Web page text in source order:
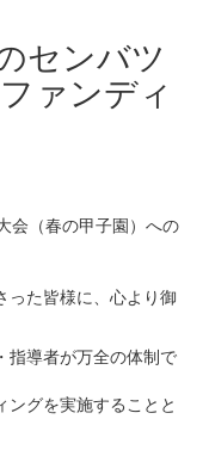
センバツ
ァンディ
会（春の甲子園）への
った皆様に、心より御
指導者が万全の体制で
グを実施することと